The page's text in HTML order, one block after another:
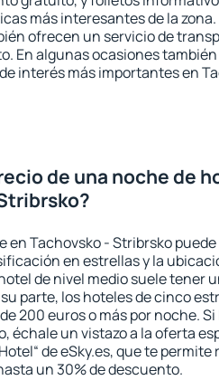
más interesantes de la
ofrecen un servicio de
En algunas ocasiones
interés más importantes en
de una noche de
en Tachovsko - Stribrsko
en estrellas y la
de nivel medio suele tener
parte, los hoteles de cinco
200 euros o más por noche.
échale un vistazo a la oferta
de eSky.es, que te permite
un 30% de descuento.